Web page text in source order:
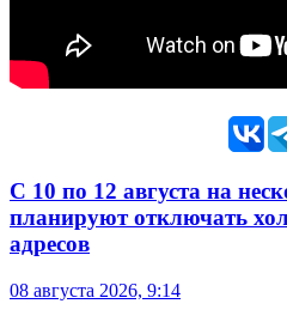
С 10 по 12 августа на
планируют отключать
адресов
08 августа 2026, 9:14